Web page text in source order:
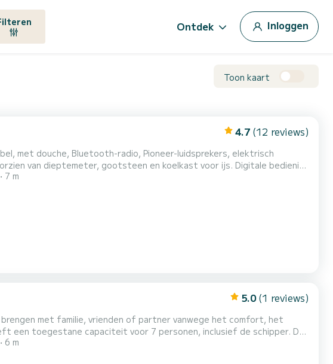
Ontdek Inloggen
Toon kaart
4.7 (12 reviews)
met douche, Bluetooth-radio, Pioneer-luidsprekers, elektrisch
van dieptemeter, gootsteen en koelkast voor ijs. Digitale bediening
Zeer comfortabele boot met bekleding en matrassen rondom en
een van de beste op de markt, Selva / Yamaha 150 pk, garande...
7 m
5.0 (1 reviews)
met familie, vrienden of partner vanwege het comfort, het
tegen de zon
schipper, zodat gebruikers van de boot kunnen genieten zonder dat er een...
6 m